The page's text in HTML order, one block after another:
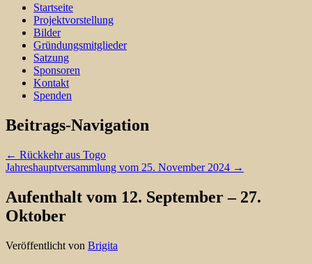
Startseite
Projektvorstellung
Bilder
Gründungsmitglieder
Satzung
Sponsoren
Kontakt
Spenden
Beitrags-Navigation
← Rückkehr aus Togo
Jahreshauptversammlung vom 25. November 2024 →
Aufenthalt vom 12. September – 27.
Oktober
Veröffentlicht von Brigita